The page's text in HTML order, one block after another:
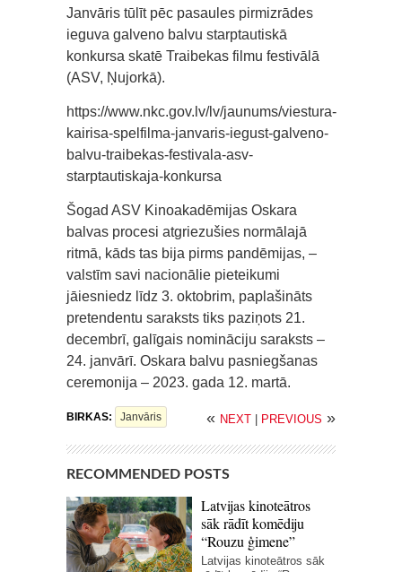
Janvāris tūlīt pēc pasaules pirmizrādes
ieguva galveno balvu starptautiskā
konkursa skatē Traibekas filmu festivālā
(ASV, Ņujorkā).
https://www.nkc.gov.lv/lv/jaunums/viestura-
kairisa-spelfilma-janvaris-iegust-galveno-
balvu-traibekas-festivala-asv-
starptautiskaja-konkursa
Šogad ASV Kinoakadēmijas Oskara
balvas procesi atgriezušies normālajā
ritmā, kāds tas bija pirms pandēmijas, –
valstīm savi nacionālie pieteikumi
jāiesniedz līdz 3. oktobrim, paplašināts
pretendentu saraksts tiks paziņots 21.
decembrī, galīgais nomināciju saraksts –
24. janvārī. Oskara balvu pasniegšanas
ceremonija – 2023. gada 12. martā.
BIRKAS: Janvāris « NEXT PREVIOUS »
RECOMMENDED POSTS
Latvijas kinoteātros
sāk rādīt komēdiju
“Rouzu ģimene”
Latvijas kinoteātros sāk